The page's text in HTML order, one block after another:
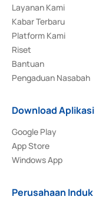
Layanan Kami
Kabar Terbaru
Platform Kami
Riset
Bantuan
Pengaduan Nasabah
Download Aplikasi
Google Play
App Store
Windows App
Perusahaan Induk